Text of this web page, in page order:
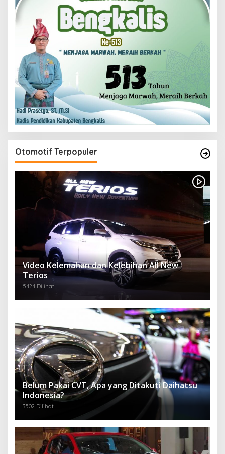
Otomotif Terpopuler
Video Kelemahan dan Kelebihan All New
Terios
5424 Dilihat
Belum Pakai CVT, Apa yang Ditakuti Daihatsu
Indonesia?
3502 Dilihat